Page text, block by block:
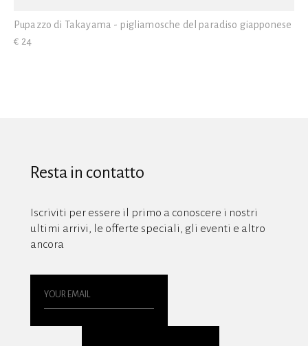
Pupazzo di Takayama - pigliamosche del paradiso giapponese
€ 24
Resta in contatto
Iscriviti per essere il primo a conoscere i nostri
ultimi arrivi, le offerte speciali, gli eventi e altro
ancora